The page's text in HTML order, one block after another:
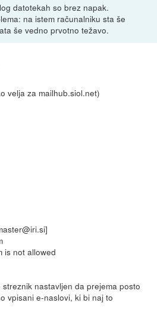
datotekah so brez napak.
na istem računalniku sta še
še vedno prvotno težavo.
velja za mailhub.siol.net)
is not allowed
nastavljen da prejema posto
vpisani e-naslovi, ki bi naj to